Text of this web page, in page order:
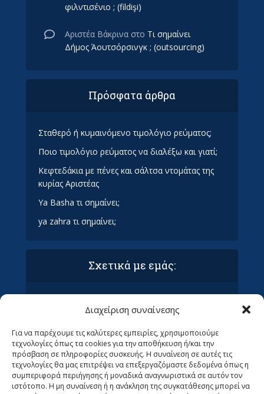
Διαχείριση συναίνεσης
Για να παρέχουμε τις καλύτερες εμπειρίες, χρησιμοποιούμε
τεχνολογίες όπως τα cookies για την αποθήκευση ή/και την
πρόσβαση σε πληροφορίες συσκευής. Η συναίνεση σε αυτές τις
τεχνολογίες θα μας επιτρέψει να επεξεργαζόμαστε δεδομένα όπως η
συμπεριφορά περιήγησης ή μοναδικά αναγνωριστικά σε αυτόν τον
ιστότοπο. Η μη συναίνεση ή η ανάκληση της συγκατάθεσης μπορεί να
φιλντισένιο ; (fildişi)
Αριστέα Βάκρινα στο Τι σημαίνει
Δήμος Άουτσόρσινγκ ; (outsourcing)
Πρόσφατα άρθρα
Σταθερό ή κυμαινόμενο τιμολόγιο ρεύματος;
Ποιο τιμολόγιο ρεύματος να διαλέξω και γιατί;
Κεφτεδάκια με πένες και σάλτσα ντομάτας της
κυρίας Αριστέας
Ya Basha τι σημαίνει;
ya zahra τι σημαίνει;
Σχετικά με εμάς:
Πολιτική απορρήτου & συμμόρφωση GDPR
Ανεβάστε το άρθρο σας στα Οράματα (ΜΌΝΟ
ΓΙΑ ΣΥΝΤΆΚΤΕΣ)
Ψάχνουμε Αρθρογράφους